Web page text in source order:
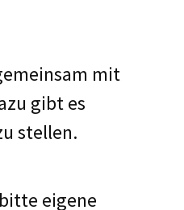
mit
gibt es
stellen.
eigene